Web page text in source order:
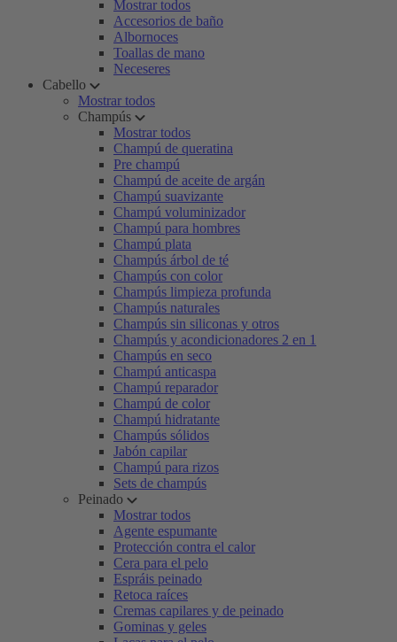
Mostrar todos
Accesorios de baño
Albornoces
Toallas de mano
Neceseres
Cabello
Mostrar todos
Champús
Mostrar todos
Champú de queratina
Pre champú
Champú de aceite de argán
Champú suavizante
Champú voluminizador
Champú para hombres
Champú plata
Champús árbol de té
Champús con color
Champús limpieza profunda
Champús naturales
Champús sin siliconas y otros
Champús y acondicionadores 2 en 1
Champús en seco
Champú anticaspa
Champú reparador
Champú de color
Champú hidratante
Champús sólidos
Jabón capilar
Champú para rizos
Sets de champús
Peinado
Mostrar todos
Agente espumante
Protección contra el calor
Cera para el pelo
Espráis peinado
Retoca raíces
Cremas capilares y de peinado
Gominas y geles